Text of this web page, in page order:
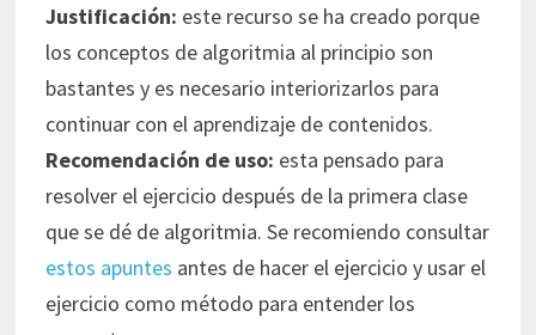
Justificación: este recurso se ha creado porque
los conceptos de algoritmia al principio son
bastantes y es necesario interiorizarlos para
continuar con el aprendizaje de contenidos.
Recomendación de uso: esta pensado para
resolver el ejercicio después de la primera clase
que se dé de algoritmia. Se recomiendo consultar
estos apuntes antes de hacer el ejercicio y usar el
ejercicio como método para entender los